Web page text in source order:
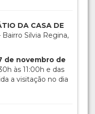
DA CASA DE
Bairro Silvia Regina,
de novembro de
às 11:00h e das
a visitação no dia